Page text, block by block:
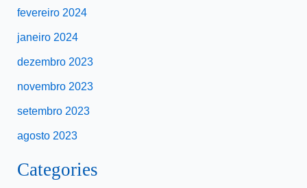
fevereiro 2024
janeiro 2024
dezembro 2023
novembro 2023
setembro 2023
agosto 2023
Categories